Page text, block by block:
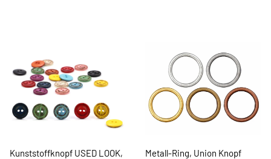
Kunststoffknopf USED LOOK,
Metall-Ring, Union Knopf